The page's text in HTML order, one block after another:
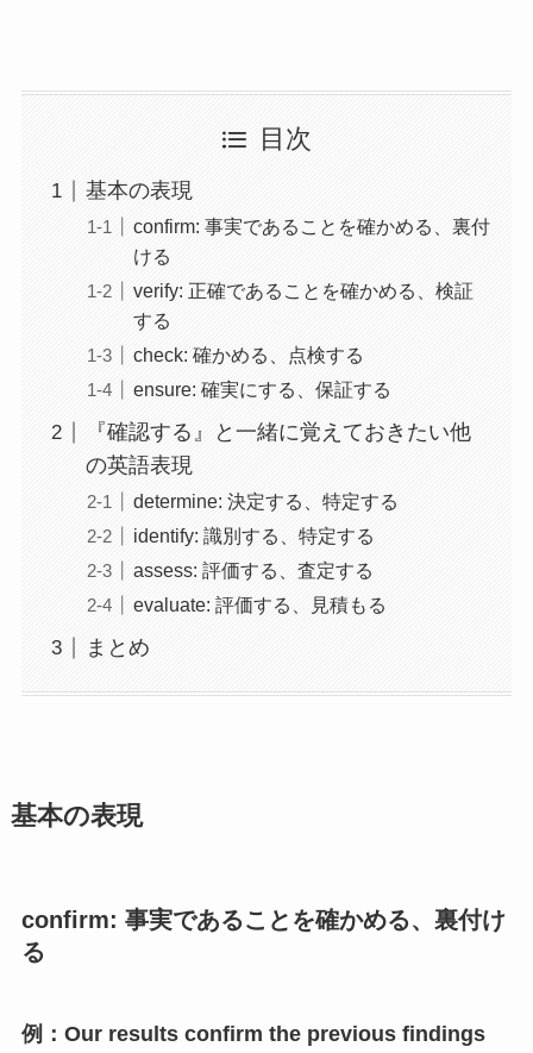
目次
基本の表現
confirm: 事実であることを確かめる、裏付
ける
verify: 正確であることを確かめる、検証
する
check: 確かめる、点検する
ensure: 確実にする、保証する
『確認する』と一緒に覚えておきたい他
の英語表現
determine: 決定する、特定する
identify: 識別する、特定する
assess: 評価する、査定する
evaluate: 評価する、見積もる
まとめ
基本の表現
confirm: 事実であることを確かめる、裏付け
る
例：Our results confirm the previous findings